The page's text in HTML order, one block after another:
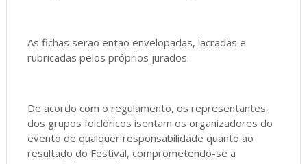
As fichas serão então envelopadas, lacradas e
rubricadas pelos próprios jurados.
De acordo com o regulamento, os representantes
dos grupos folclóricos isentam os organizadores do
evento de qualquer responsabilidade quanto ao
resultado do Festival, comprometendo-se a